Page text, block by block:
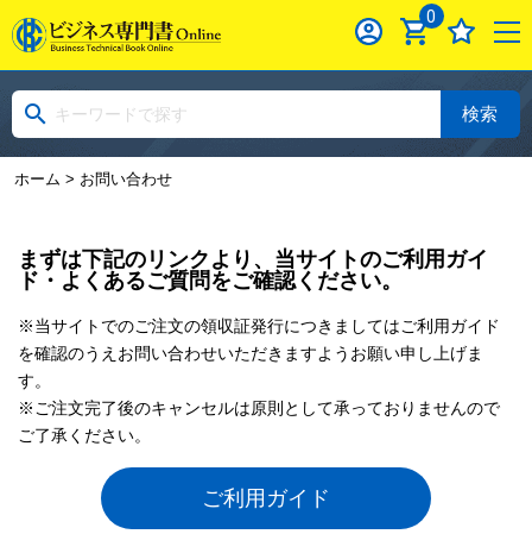
0
検索
ホーム > お問い合わせ
まずは下記のリンクより、当サイトのご利用ガイ
ド・よくあるご質問をご確認ください。
※当サイトでのご注文の領収証発行につきましてはご利用ガイド
を確認のうえお問い合わせいただきますようお願い申し上げま
す。
※ご注文完了後のキャンセルは原則として承っておりませんので
ご了承ください。
ご利用ガイド